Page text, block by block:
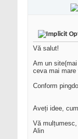
Vă salut!
Am un
ceva mai mare
Conform
Aveți idee,
Vă mulțumesc,
Alin